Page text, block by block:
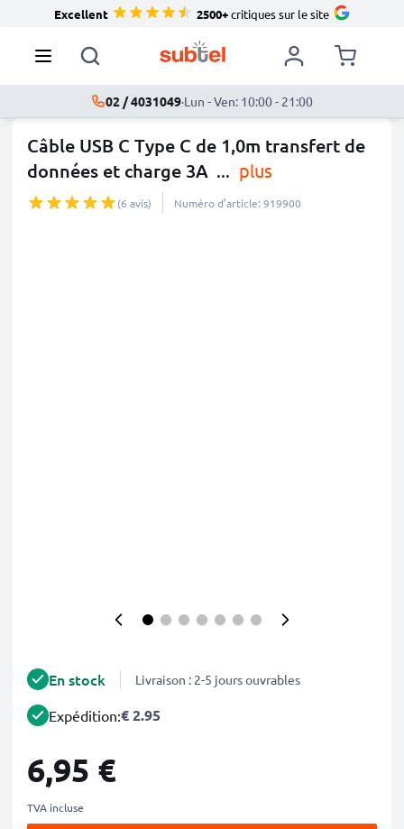
Excellent 2500+critiques sur le site
02 / 4031049·Lun - Ven: 10:00 - 21:00
Câble USB C Type C de 1,0m transfert de
données et charge 3A ... plus
(6 avis) Numéro d’article: 919900
En stock Livraison : 2-5 jours ouvrables
Expédition:€ 2.95
6,95 €
TVA incluse